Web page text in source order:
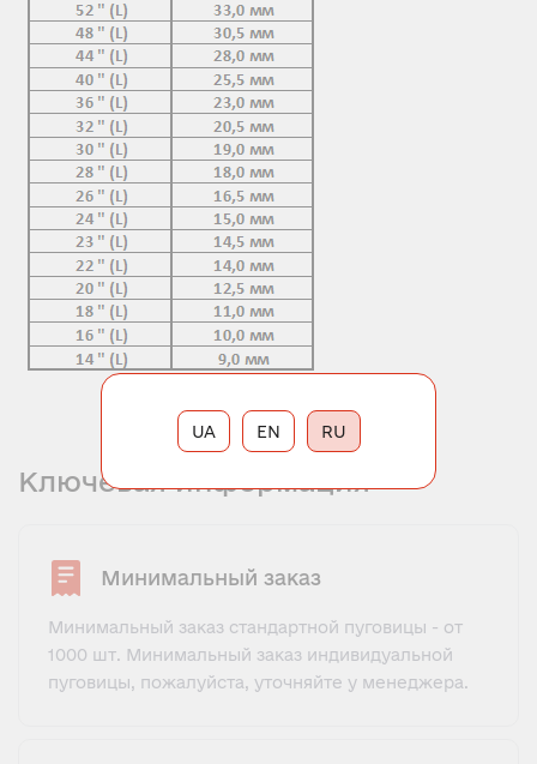
Ключевая информация
Минимальный заказ
Минимальный заказ стандартной пуговицы - от
1000 шт. Минимальный заказ индивидуальной
пуговицы, пожалуйста, уточняйте у менеджера.
RU
UA EN